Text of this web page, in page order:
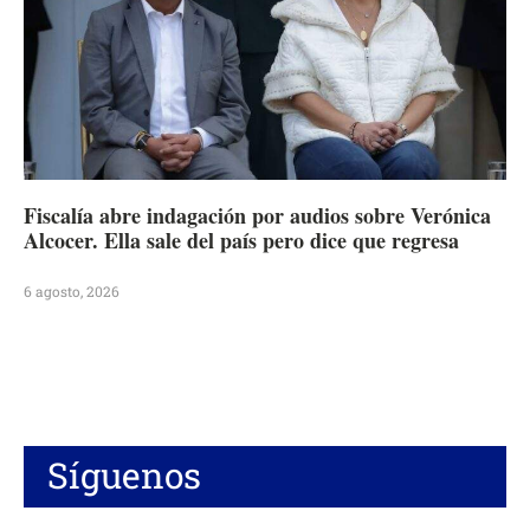
Fiscalía abre indagación por audios sobre Verónica
Alcocer. Ella sale del país pero dice que regresa
6 agosto, 2026
Síguenos